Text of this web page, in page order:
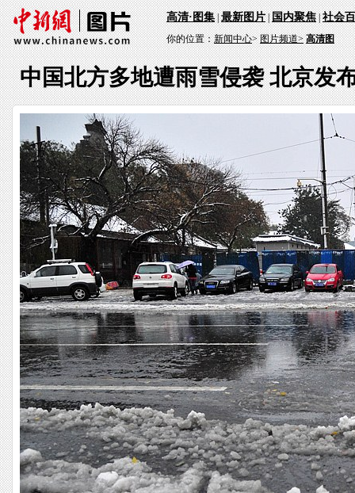
高清·图集|最新图片|国内聚焦|社会
你的位置：新闻中心>图片频道> 高清图
中国北方多地遭雨雪侵袭 北京发